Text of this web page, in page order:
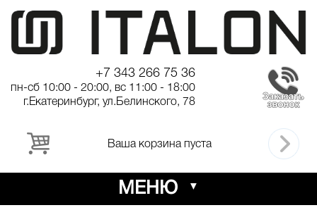
+7 343 266 75 36
пн-сб 10:00 - 20:00, вс 11:00 - 18:00
г.Екатеринбург, ул.Белинского, 78
Ваша корзина пуста
МЕНЮ